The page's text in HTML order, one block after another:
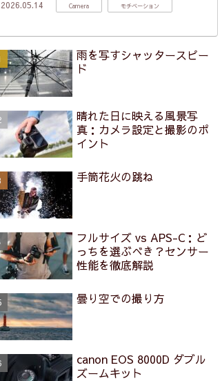
2026.05.14 Camera モチベーション
雨を写すシャッタースピー
ド
晴れた日に映える風景写
真：カメラ設定と撮影のポ
イント
手筒花火の跳ね
フルサイズ vs APS-C：ど
っちを選ぶべき？センサー
性能を徹底解説
曇り空での撮り方
canon EOS 8000D ダブル
ズームキット